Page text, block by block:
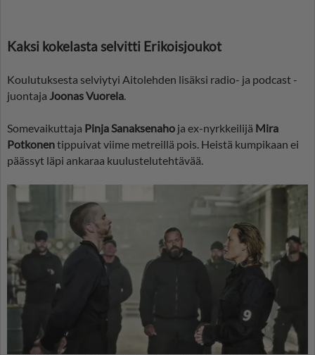
Kaksi kokelasta selvitti Erikoisjoukot
Koulutuksesta selviytyi Aitolehden lisäksi radio- ja podcast -
juontaja Joonas Vuorela.
Somevaikuttaja Pinja Sanaksenaho ja ex-nyrkkeilijä Mira
Potkonentippuivat viime metreillä pois. Heistä kumpikaan ei
päässyt läpi ankaraa kuulustelutehtävää.